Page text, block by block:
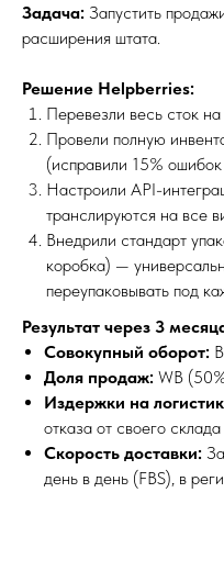
Задача: Запустить
расширения штата.
Решение Helpberries:
Перевезли весь сток
Провели полную
(исправили 15%
Настроили API-
транслируются на все
Внедрили стандарт
коробка) —
переупаковывать под
Результат через 3
Совокупный оборот:
Доля продаж: WB
Издержки на
отказа от своего
Скорость доставки:
день в день (FBS), в